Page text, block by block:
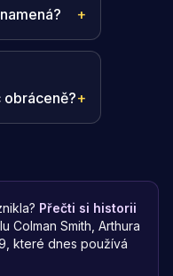
+
obráceně?+
Přečti si historii
Colman Smith, Arthura
které dnes používá